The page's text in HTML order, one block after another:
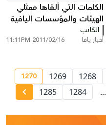
الكلمات التي ألقاها ممثلي
الهيئات والمؤسسات اليافية
في اجتماعهم أمس الأربعاء
الكاتب
أخبار يافا 2011/02/16 11:11PM
1268
1269
number1270
...
1284
1285